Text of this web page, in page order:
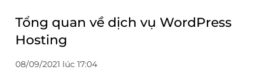
Tổng quan về dịch vụ WordPress
Hosting
08/09/2021 lúc 17:04